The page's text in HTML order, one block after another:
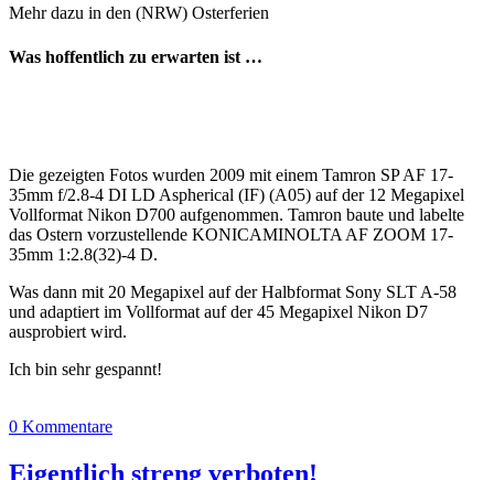
Mehr dazu in den (NRW) Osterferien
Was hoffentlich zu erwarten ist …
Die gezeigten Fotos wurden 2009 mit einem Tamron SP AF 17-
35mm f/2.8-4 DI LD Aspherical (IF) (A05) auf der 12 Megapixel
Vollformat Nikon D700 aufgenommen. Tamron baute und labelte
das Ostern vorzustellende KONICAMINOLTA AF ZOOM 17-
35mm 1:2.8(32)-4 D.
Was dann mit 20 Megapixel auf der Halbformat Sony SLT A-58
und adaptiert im Vollformat auf der 45 Megapixel Nikon D7
ausprobiert wird.
Ich bin sehr gespannt!
0 Kommentare
Eigentlich streng verboten!